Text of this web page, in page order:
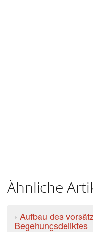
Ähnliche
› Aufbau des
Begehungsdeliktes